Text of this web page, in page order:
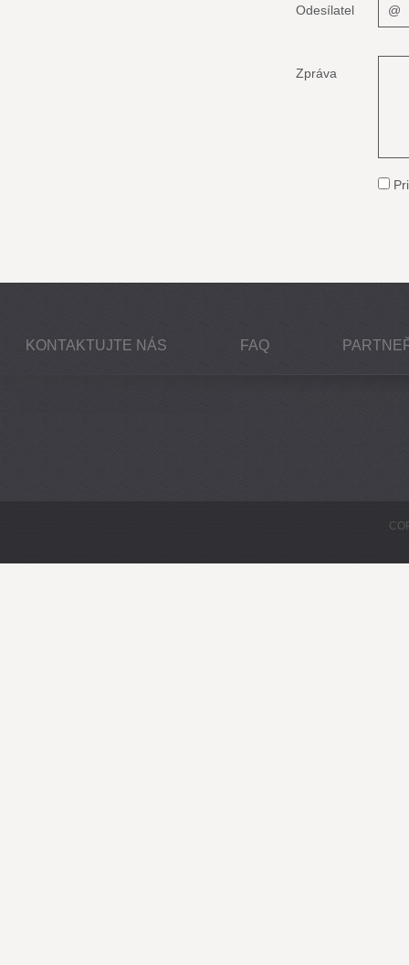
Odesílatel
Zpráva
KONTAKTUJTE NÁS FAQ